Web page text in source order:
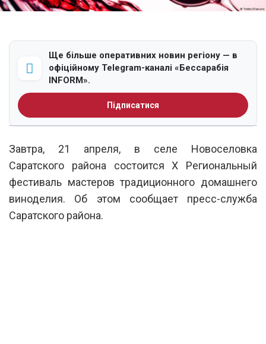
Ще більше оперативних новин регіону — в
офіційному Telegram-каналі «Бессарабія
INFORM».
Підписатися
Завтра, 21 апреля, в селе Новоселовка
Саратского района состоится X Региональный
фестиваль мастеров традиционного домашнего
виноделия. Об этом сообщает пресс-служба
Саратского района.